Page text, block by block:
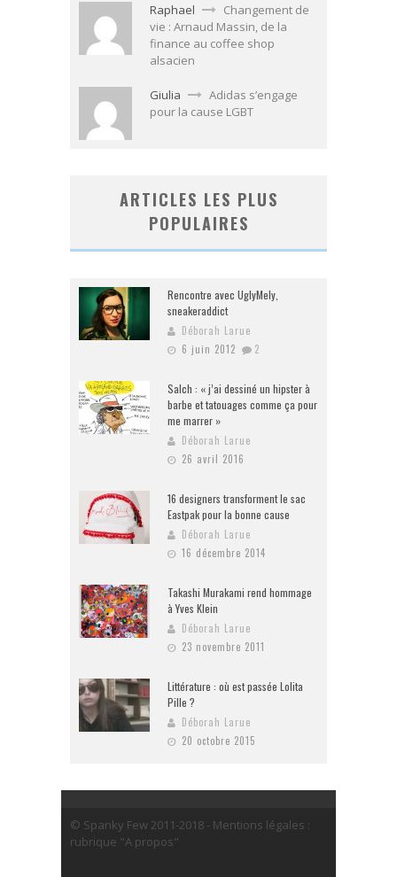
Raphael
Changement de
vie : Arnaud Massin, de la
finance au coffee shop
alsacien
Giulia
Adidas s’engage
pour la cause LGBT
ARTICLES LES PLUS
POPULAIRES
Rencontre avec UglyMely,
sneakeraddict
Déborah Larue
6 juin 2012
2
Salch : « j’ai dessiné un hipster à
barbe et tatouages comme ça pour
me marrer »
Déborah Larue
26 avril 2016
16 designers transforment le sac
Eastpak pour la bonne cause
Déborah Larue
16 décembre 2014
Takashi Murakami rend hommage
à Yves Klein
Déborah Larue
23 novembre 2011
Littérature : où est passée Lolita
Pille ?
Déborah Larue
20 octobre 2015
© Spanky Few 2011-2018 - Mentions légales :
rubrique "A propos"